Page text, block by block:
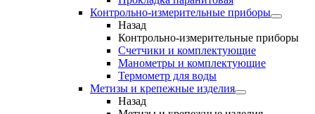
Контрольно-измерительные приборы
Назад
Контрольно-измерительные приборы
Счетчики и комплектующие
Манометры и комплектующие
Термометр для воды
Метизы и крепежные изделия
Назад